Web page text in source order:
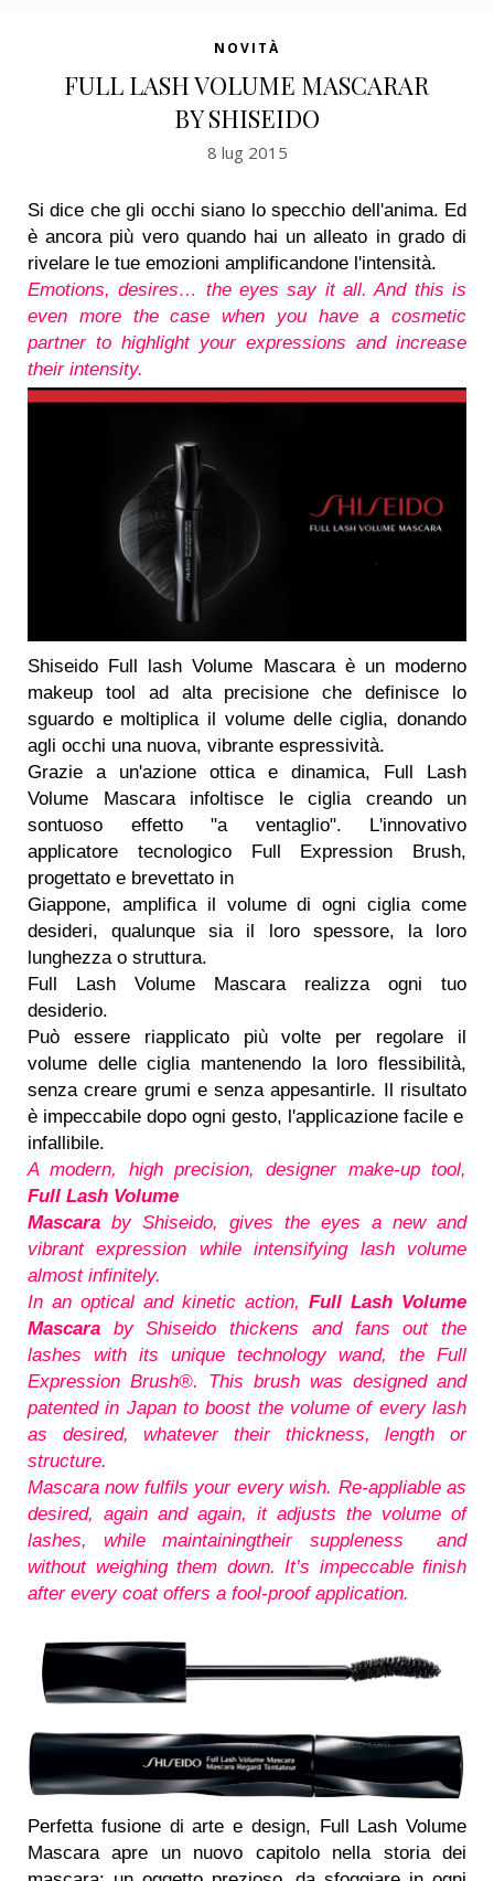
NOVITÀ
FULL LASH VOLUME MASCARAR
BY SHISEIDO
8 lug 2015
Si dice che gli occhi siano lo specchio dell'anima. Ed
è ancora più vero quando hai un alleato in grado di
rivelare le tue emozioni amplificandone l'intensità.
Emotions, desires… the eyes say it all. And this is
even more the case when you have a cosmetic
partner to highlight your expressions and increase
their intensity.
Shiseido Full lash Volume Mascara è un moderno
makeup tool ad alta precisione che definisce lo
sguardo e moltiplica il volume delle ciglia, donando
agli occhi una nuova, vibrante espressività.
Grazie a un'azione ottica e dinamica, Full Lash
Volume Mascara infoltisce le ciglia creando un
sontuoso effetto "a ventaglio". L'innovativo
applicatore tecnologico Full Expression Brush,
progettato e brevettato in
Giappone, amplifica il volume di ogni ciglia come
desideri, qualunque sia il loro spessore, la loro
lunghezza o struttura.
Full Lash Volume Mascara realizza ogni tuo
desiderio.
Può essere riapplicato più volte per regolare il
volume delle ciglia mantenendo la loro flessibilità,
senza creare grumi e senza appesantirle. Il risultato
è impeccabile dopo ogni gesto, l'applicazione facile e
infallibile.
A modern, high precision, designer make-up tool,
Full Lash Volume
Mascara by Shiseido, gives the eyes a new and
vibrant expression while intensifying lash volume
almost infinitely.
In an optical and kinetic action, Full Lash Volume
Mascara by Shiseido thickens and fans out the
lashes with its unique technology wand, the Full
Expression Brush®. This brush was designed and
patented in Japan to boost the volume of every lash
as desired, whatever their thickness, length or
structure.
Mascara now fulfils your every wish. Re-appliable as
desired, again and again, it adjusts the volume of
lashes, while maintainingtheir suppleness and
without weighing them down. It’s impeccable finish
after every coat offers a fool-proof application.
Perfetta fusione di arte e design, Full Lash Volume
Mascara apre un nuovo capitolo nella storia dei